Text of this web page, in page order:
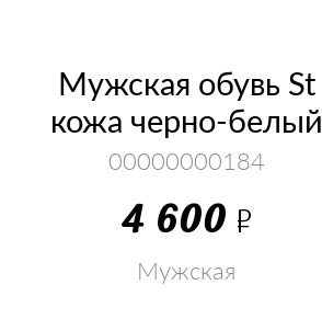
Мужская обувь St
кожа черно-белый
00000000184
4 600 Р
Мужская